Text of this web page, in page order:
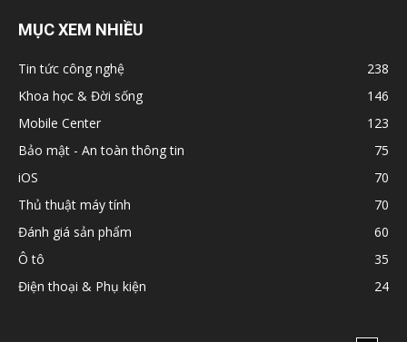
MỤC XEM NHIỀU
Tin tức công nghệ
238
Khoa học & Đời sống
146
Mobile Center
123
Bảo mật - An toàn thông tin
75
iOS
70
Thủ thuật máy tính
70
Đánh giá sản phẩm
60
Ô tô
35
Điện thoại & Phụ kiện
24